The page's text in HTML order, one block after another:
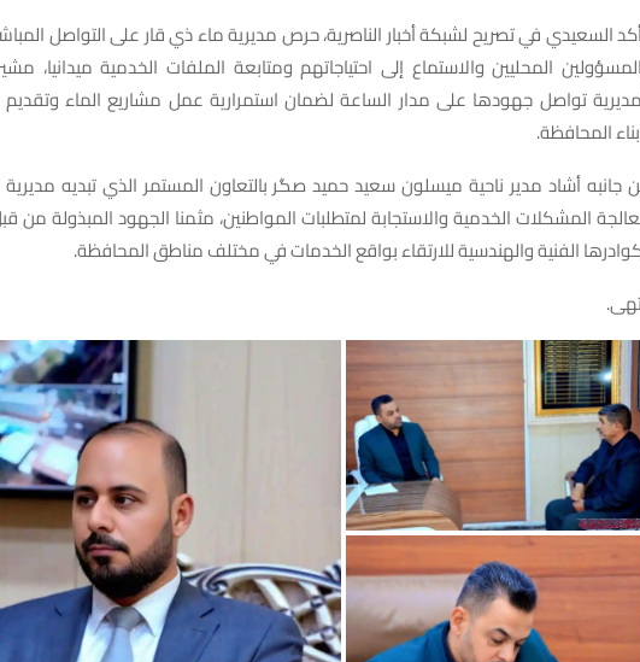
السعيدي في تصريح لشبكة أخبار الناصرية، حرص مديرية ماء ذي قار على التواصل
المحليين والاستماع إلى احتياجاتهم ومتابعة الملفات الخدمية ميدانيا،
تواصل جهودها على مدار الساعة لضمان استمرارية عمل مشاريع الماء
المحافظة.
جانبه أشاد مدير ناحية ميسلون سعيد حميد صگر بالتعاون المستمر الذي تبديه
المشكلات الخدمية والاستجابة لمتطلبات المواطنين، مثمنا الجهود المبذولة من
الفنية والهندسية للارتقاء بواقع الخدمات في مختلف مناطق المحافظة.